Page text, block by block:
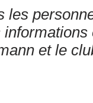
les
et le